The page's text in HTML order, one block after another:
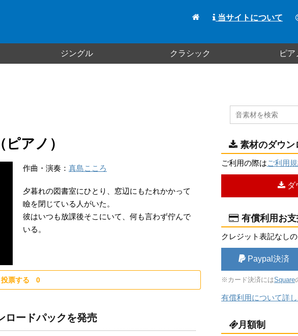
ジングル クラシック ピア
当サイトについて
アノ）
作曲・演奏： 真島こころ
夕暮れの図書室にひとり、窓辺にもたれかかって
瞼を閉じている人がいた。
彼はいつも放課後そこにいて、何も言わず佇んで
いる。
投票する 0
ロードパックを発売
素材のダウン
ご利用の際はご利用
ダ
有償利用お
クレジット表記なし
Paypal決済
※カード決済にはSquare
有償利用について詳
月額制